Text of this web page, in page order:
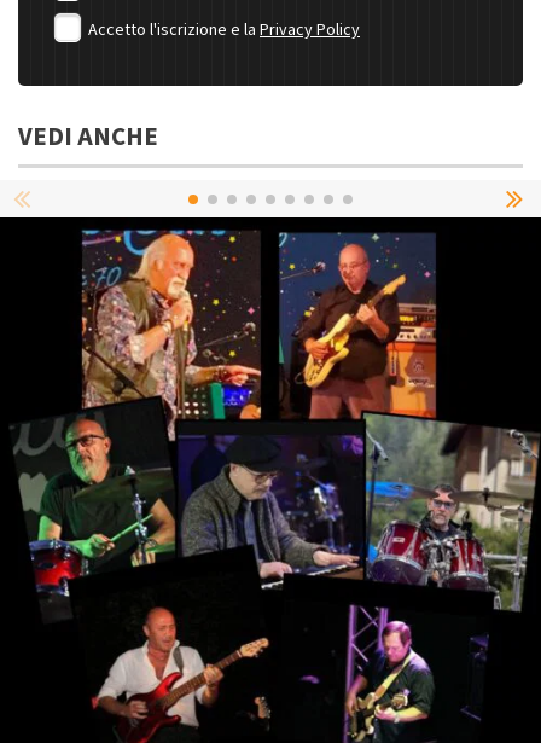
Accetto l'iscrizione e la Privacy Policy
VEDI ANCHE